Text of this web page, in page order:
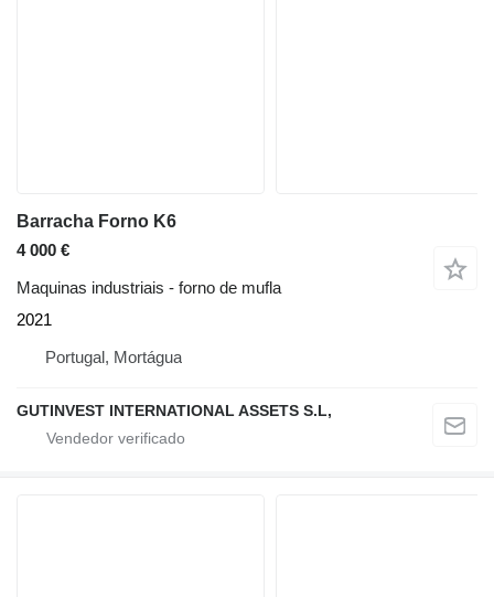
Barracha Forno K6
4 000 €
Maquinas industriais - forno de mufla
2021
Portugal, Mortágua
GUTINVEST INTERNATIONAL ASSETS S.L,